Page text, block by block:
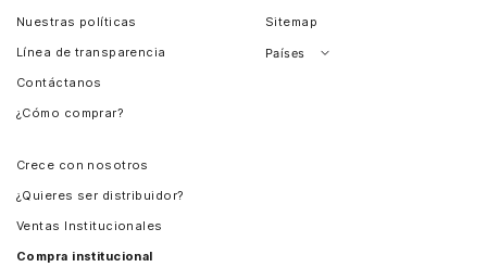
Nuestras políticas
Línea de transparencia
Contáctanos
¿Cómo comprar?
Sitemap
Países
Crece con nosotros
¿Quieres ser distribuidor?
Ventas Institucionales
Compra institucional